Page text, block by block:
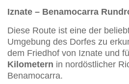
Iznate – Benamocarra
Diese Route ist eine der
Umgebung des Dorfes zu
dem Friedhof von Iznate und
Kilometern in nordöstlicher
Benamocarra.